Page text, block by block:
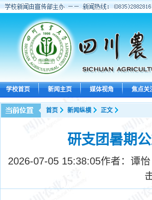
学校首页 新闻主页 媒体视角 焦点关
首页 新闻纵横 正文
研支团暑期
2026-07-05 15:38:05作者：谭